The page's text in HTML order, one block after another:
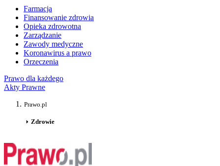
Farmacja
Finansowanie zdrowia
Opieka zdrowotna
Zarządzanie
Zawody medyczne
Koronawirus a prawo
Orzeczenia
Prawo dla każdego
Akty Prawne
Prawo.pl
Zdrowie